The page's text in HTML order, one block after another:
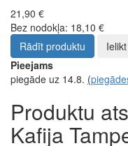
21,90 €
Bez nodokļa: 18,10 €
Rādīt produktu
Pieejams
piegāde uz 14.8. (
Produktu
Kafija